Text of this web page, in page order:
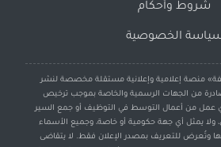
شروط وأحكام
الخصوصية
منصة إعلامية وإعلانية مستقلة مخصصة لنشر
من الجهات الرسمية والخاصة بموجب ترخيص
عمل من أعمال التوسط في التوظيف أو جمع السير
ولا يمثل أي جهة حكومية أو خاصة، وجميع الأسماء
وتُعرض للتعريف بمصدر الإعلان فقط. لا يتقاضى